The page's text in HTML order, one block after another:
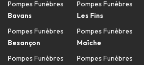
Pompes Funèbres
Bavans
Pompes Funèbres
Besançon
Pompes Funèbres
Pompes Funèbres
Les Fins
Pompes Funèbres
Maîche
Pompes Funèbres